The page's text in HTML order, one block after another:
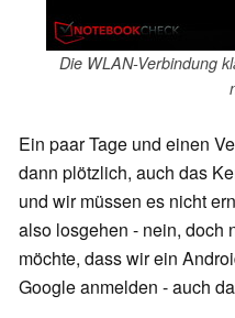
Die WLAN-Verbindung
Ein paar Tage und einen
dann plötzlich, auch das
und wir müssen es nicht
also losgehen - nein, doch
möchte, dass wir ein
Google anmelden - auch